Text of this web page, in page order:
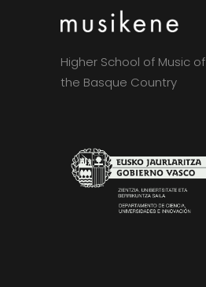
Higher School of Music of
the Basque Country